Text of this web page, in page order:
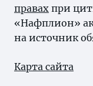
правах при
«Нафплион»
на источник
Карта сайта